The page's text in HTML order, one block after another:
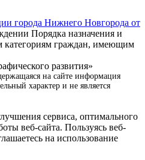
города Нижнего Новгорода от
Порядка назначения и
категориям граждан, имеющим
развития»
на сайте информация
характер и не является
сервиса, оптимального
веб-сайта. Пользуясь веб-
на использование